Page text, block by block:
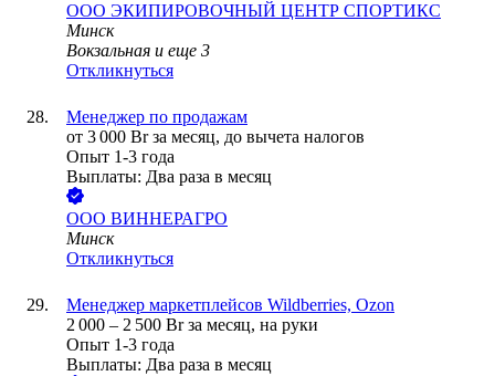
ООО ЭКИПИРОВОЧНЫЙ ЦЕНТР СПОРТИКС
Минск
Вокзальная и еще 3
Откликнуться
Менеджер по продажам
от 3 000 Br за месяц, до вычета налогов
Опыт 1-3 года
Выплаты: Два раза в месяц
ООО ВИННЕРАГРО
Минск
Откликнуться
Менеджер маркетплейсов Wildberries, Ozon
2 000 – 2 500 Br за месяц, на руки
Опыт 1-3 года
Выплаты: Два раза в месяц